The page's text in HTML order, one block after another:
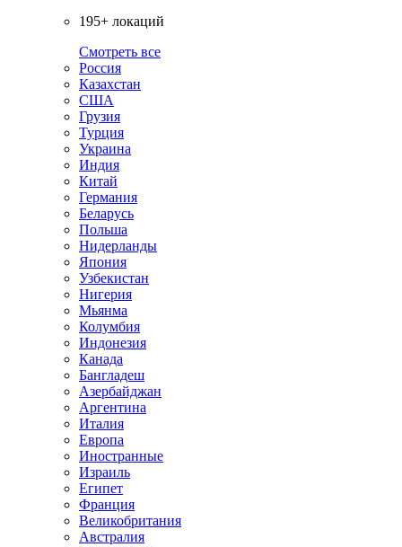
195+ локаций
Смотреть все
Россия
Казахстан
США
Грузия
Турция
Украина
Индия
Китай
Германия
Беларусь
Польша
Нидерланды
Япония
Узбекистан
Нигерия
Мьянма
Колумбия
Индонезия
Канада
Бангладеш
Азербайджан
Аргентина
Италия
Европа
Иностранные
Израиль
Египет
Франция
Великобритания
Австралия